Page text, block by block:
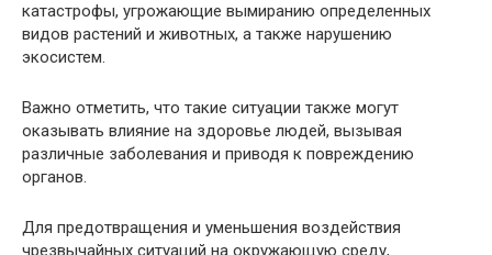
катастрофы, угрожающие вымиранию определенных
видов растений и животных, а также нарушению
экосистем.
Важно отметить, что такие ситуации также могут
оказывать влияние на здоровье людей, вызывая
различные заболевания и приводя к повреждению
органов.
Для предотвращения и уменьшения воздействия
чрезвычайных ситуаций на окружающую среду,